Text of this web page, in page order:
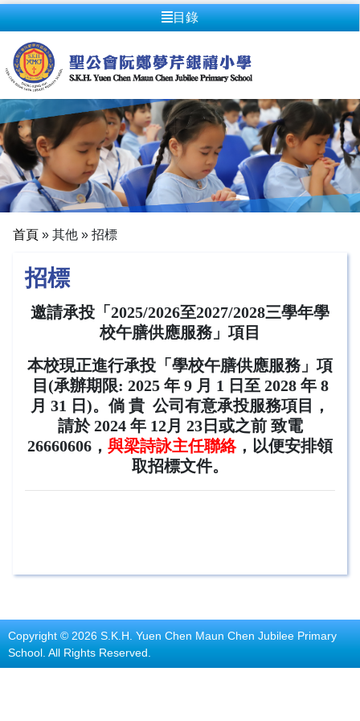
目錄
首頁 » 其他 » 招標
招標
邀請承投「2025/2026至2027/2028三學年學
校午膳供應服務」項目
本校現正進行承投「學校午膳供應服務」項
目(承辦期限: 2025 年 9 月 1 日至 2028 年 8
月 31 日)。倘 貴 公司有意承投服務項目，
請於 2024 年 12月 23日或之前 致電
26660606， 與梁詩詠主任聯絡，以便安排領
取招標文件。
Copyright © 2026 S.K.H. Yuen Chen Maun Chen Jubilee Primary
School. All Rights Reserved.